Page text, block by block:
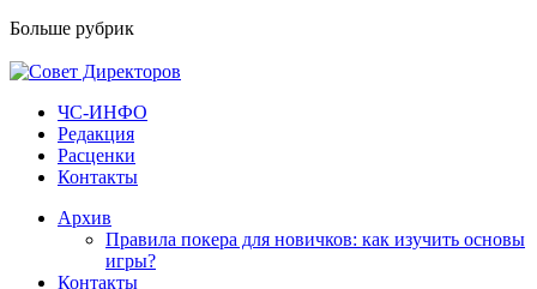
Больше рубрик
ЧС-ИНФО
Редакция
Расценки
Контакты
Архив
Правила покера для новичков: как изучить основы
игры?
Контакты